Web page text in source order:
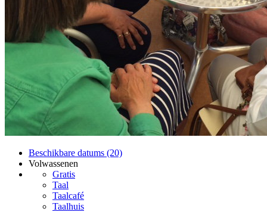
Beschikbare datums (20)
Volwassenen
Gratis
Taal
Taalcafé
Taalhuis